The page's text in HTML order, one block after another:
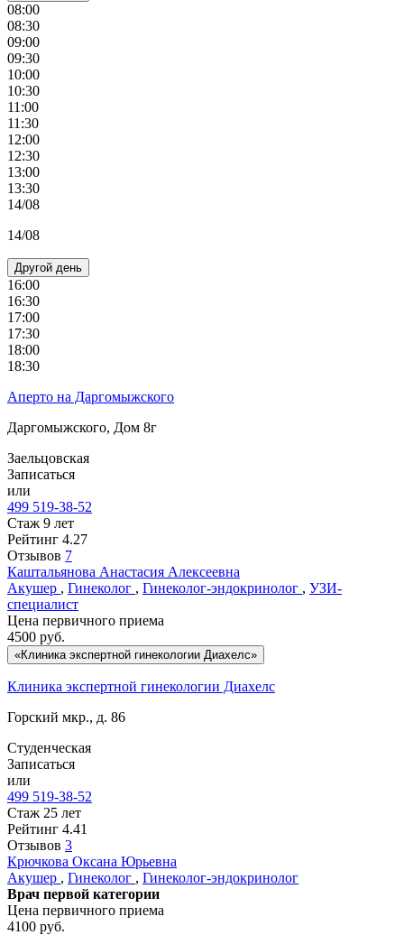
08:00
08:30
09:00
09:30
10:00
10:30
11:00
11:30
12:00
12:30
13:00
13:30
14/08
14/08
Другой день
16:00
16:30
17:00
17:30
18:00
18:30
Аперто на Даргомыжского
Даргомыжского, Дом 8г
Заельцовская
Записаться
или
499 519-38-52
Стаж 9 лет
Рейтинг 4.27
Отзывов 7
Каштальянова Анастасия Алексеевна
Акушер , Гинеколог , Гинеколог-эндокринолог , УЗИ-
специалист
Цена первичного приема
4500 руб.
«Клиника экспертной гинекологии Диахелс»
Клиника экспертной гинекологии Диахелс
Горский мкр., д. 86
Студенческая
Записаться
или
499 519-38-52
Стаж 25 лет
Рейтинг 4.41
Отзывов 3
Крючкова Оксана Юрьевна
Акушер , Гинеколог , Гинеколог-эндокринолог
Врач первой категории
Цена первичного приема
4100 руб.